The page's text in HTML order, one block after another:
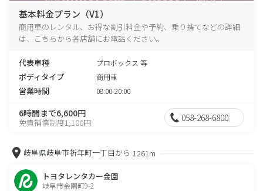
基本料金プラン（V1）
商用車のレンタル、お得な割引料金や予約、乗り捨てなどの詳細
は、こちらから各店舗にお電話ください。
代表車種 プロボックス 等
ボディタイプ 商用車
営業時間 08:00-20:00
6時間まで6,600円
免責補償制度1,100円 058-268-6800
岐阜県岐阜市祈年町一丁目から 1261m
トヨタレンタカー金園
岐阜市金園町9-2